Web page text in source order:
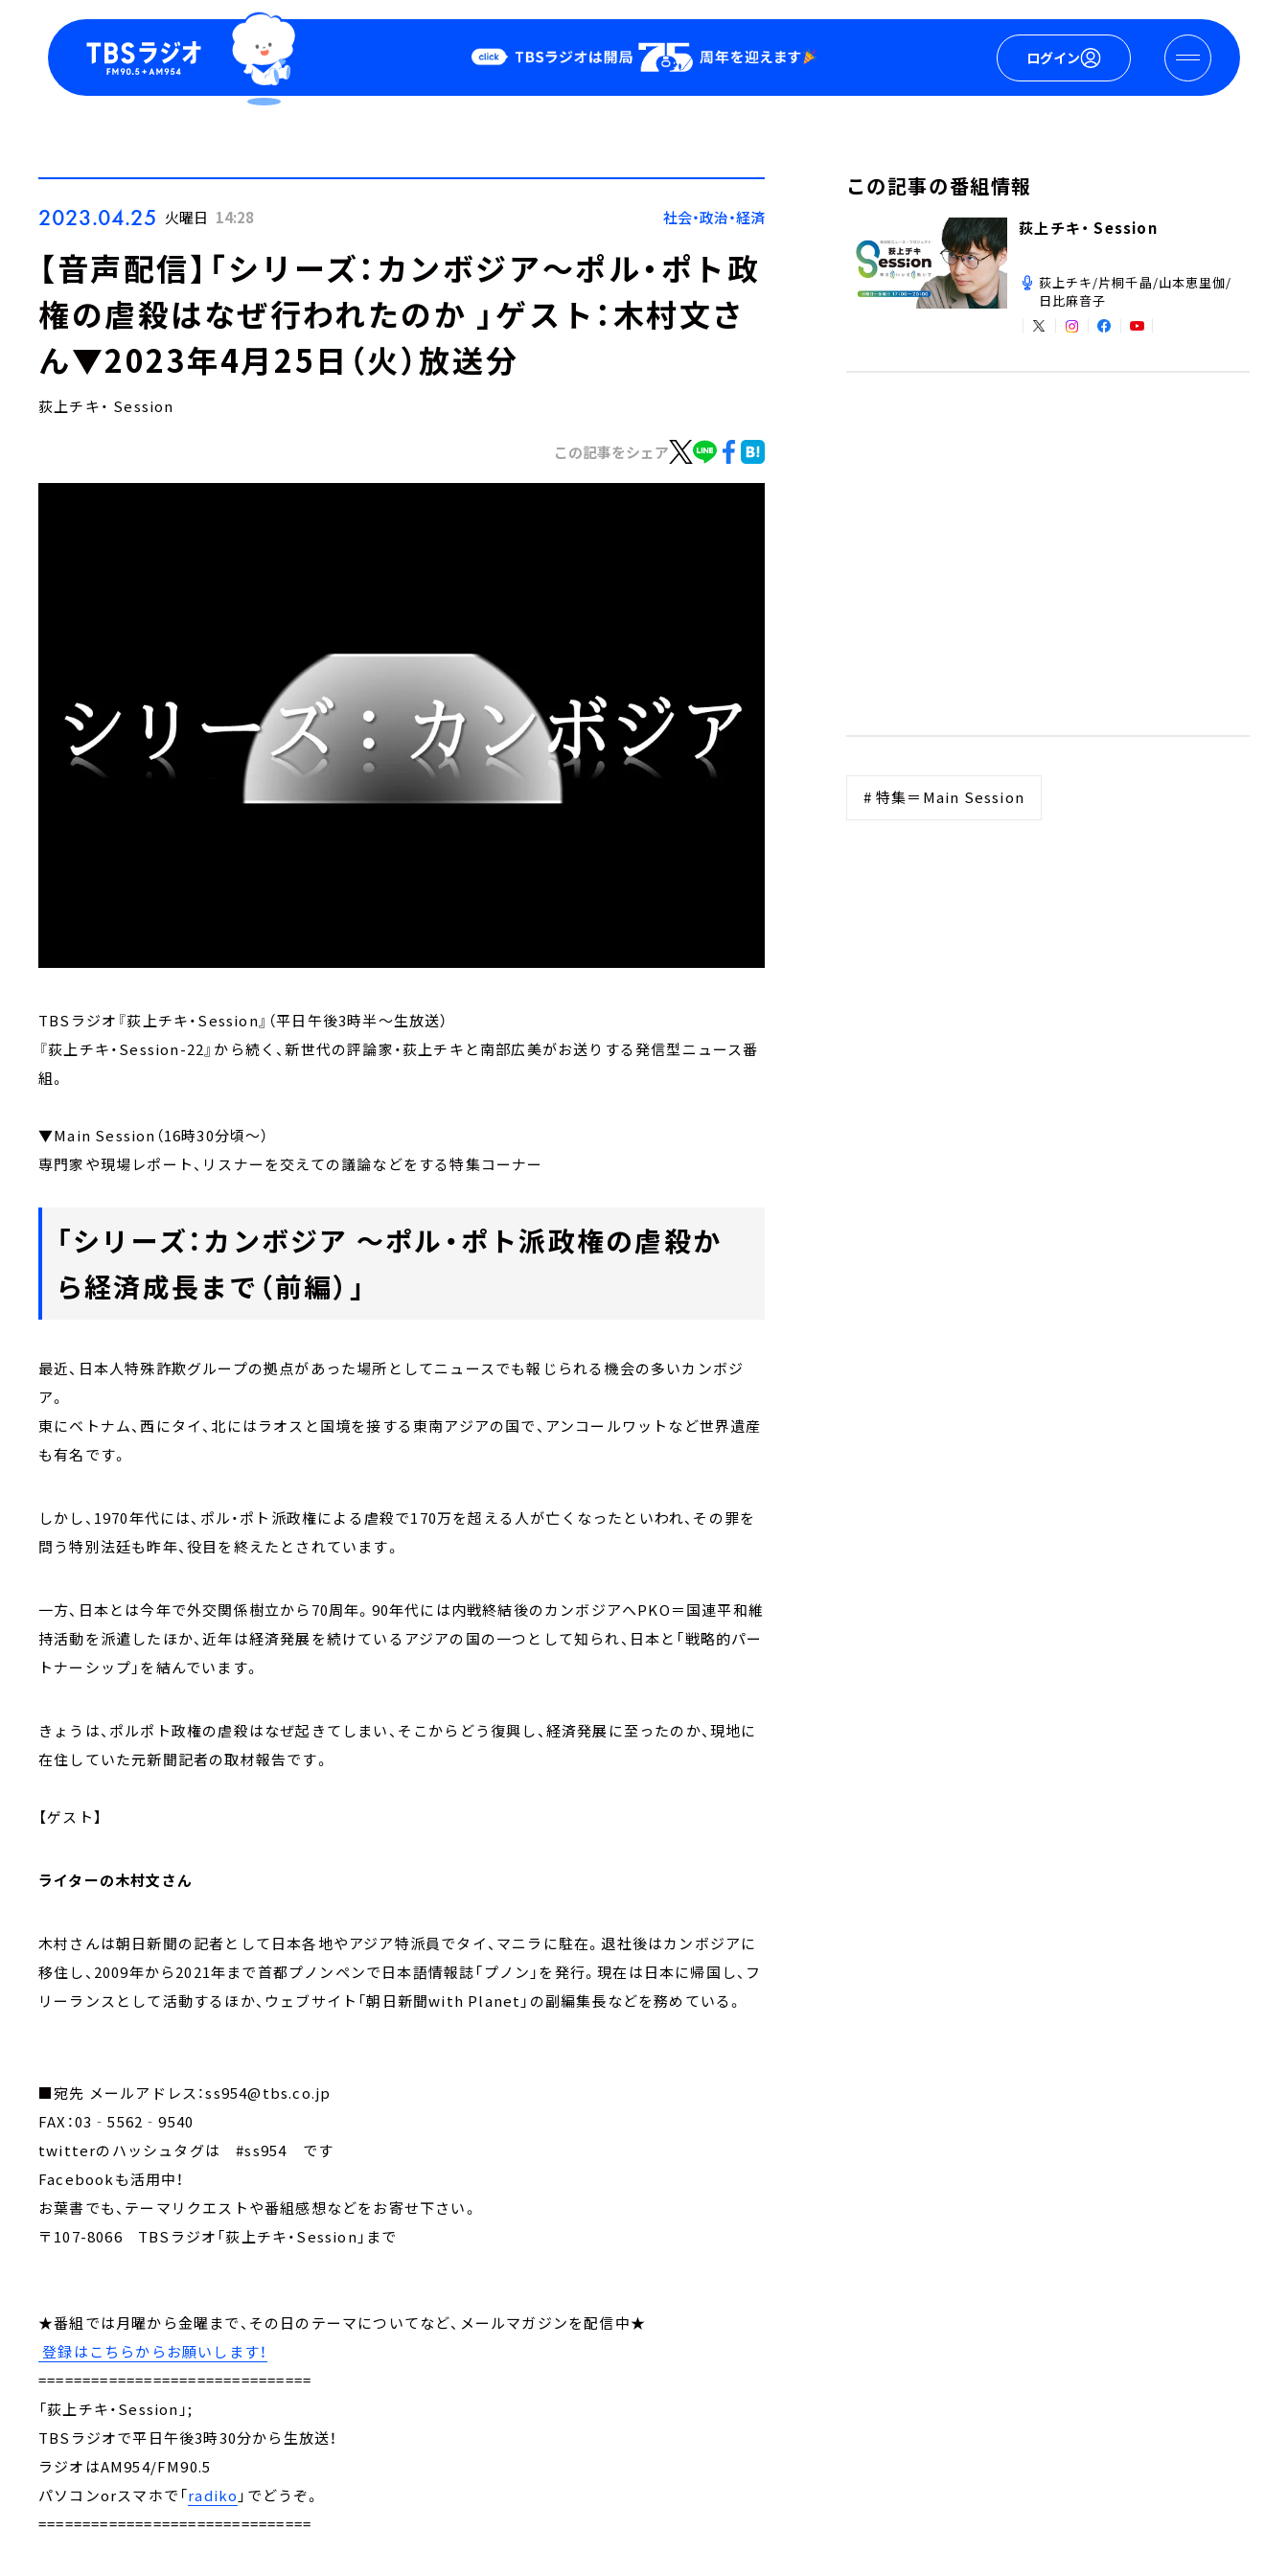
ログイン
Podcast
YouTube
会社情報
2023.04.25 火曜日 14:28 社会・政治・経済
【音声配信】「シリーズ：カンボジア～ポル・ポト政
権の虐殺はなぜ行われたのか 」ゲスト：木村文さ
ん▼2023年4月25日（火）放送分
荻上チキ・ Session
この記事をシェア
TBSラジオ『荻上チキ・Session』（平日午後3時半～生放送）
『荻上チキ・Session-22』から続く、新世代の評論家・荻上チキと南部広美がお送りする発信型ニュース番
組。
▼Main Session（16時30分頃～）
専門家や現場レポート、リスナーを交えての議論などをする特集コーナー
「シリーズ：カンボジア ～ポル・ポト派政権の虐殺か
ら経済成長まで（前編）」
最近、日本人特殊詐欺グループの拠点があった場所としてニュースでも報じられる機会の多いカンボジ
ア。
東にベトナム、西にタイ、北にはラオスと国境を接する東南アジアの国で、アンコールワットなど世界遺産
も有名です。
しかし、1970年代には、ポル・ポト派政権による虐殺で170万を超える人が亡くなったといわれ、その罪を
問う特別法廷も昨年、役目を終えたとされています。
一方、日本とは今年で外交関係樹立から70周年。90年代には内戦終結後のカンボジアへPKO＝国連平和維
持活動を派遣したほか、近年は経済発展を続けているアジアの国の一つとして知られ、日本と「戦略的パー
トナーシップ」を結んでいます。
きょうは、ポルポト政権の虐殺はなぜ起きてしまい、そこからどう復興し、経済発展に至ったのか、現地に
在住していた元新聞記者の取材報告です。
【ゲスト】
ライターの木村文さん
木村さんは朝日新聞の記者として日本各地やアジア特派員でタイ、マニラに駐在。退社後はカンボジアに
移住し、2009年から2021年まで首都プノンペンで日本語情報誌「プノン」を発行。現在は日本に帰国し、フ
リーランスとして活動するほか、ウェブサイト「朝日新聞with Planet」の副編集長などを務めている。
■宛先 メールアドレス：ss954@tbs.co.jp
FAX：03‐5562‐9540
twitterのハッシュタグは #ss954 です
Facebookも活用中！
お葉書でも、テーマリクエストや番組感想などをお寄せ下さい。
〒107-8066 TBSラジオ「荻上チキ・Session」まで
★番組では月曜から金曜まで、その日のテーマについてなど、メールマガジンを配信中★
登録はこちらからお願いします！
===============================
「荻上チキ・Session」;
TBSラジオで平日午後3時30分から生放送！
ラジオはAM954/FM90.5
パソコンorスマホで「radiko 」でどうぞ。
===============================
この記事の番組情報
荻上チキ・ Session
荻上チキ/片桐千晶/山本恵里伽/
日比麻音子
# 特集＝Main Session